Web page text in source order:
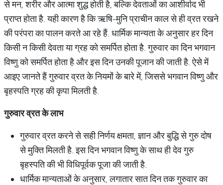
से मन, शरीर और आत्मा शुद्ध होती है, बल्कि देवताओं का आशीर्वाद भी
प्राप्त होता है. यही कारण है कि ऋषि-मुनि प्राचीन काल से ही व्रत रखने
की परंपरा का पालन करते आ रहे हैं. धार्मिक मान्यता के अनुसार हर दिन
किसी न किसी देवता या ग्रह को समर्पित होता है. गुरुवार का दिन भगवान
विष्णु को समर्पित होता है और इस दिन उनकी पूजान की जाती है. ऐसे में
आइए जानते हैं गुरुवार व्रत के नियमों के बारे में, जिससे भगवान विष्णु और
बृहस्पति ग्रह की कृपा मिलती है.
गुरुवार व्रत के लाभ
गुरुवार व्रत करने से सही निर्णय क्षमता, ज्ञान और बुद्धि से गुरु दोष
से मुक्ति मिलती है. इस दिन भगवान विष्णु के साथ ही देव गुरु
बृहस्पति की भी विधिपूर्वक पूजा की जाती है.
धार्मिक मान्यताओं के अनुसार, लगातार सात दिन तक गुरुवार का